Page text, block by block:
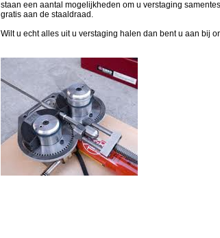
staan een aantal mogelijkheden om u verstaging
gratis aan de staaldraad.
Wilt u echt alles uit u verstaging halen dan bent u aan bij